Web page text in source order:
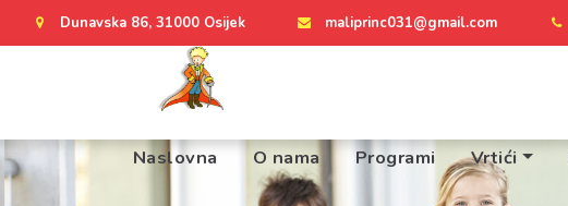
Dunavska 86, 31000 Osijek maliprinc031@gmail.com
Naslovna O nama Programi Vrtići